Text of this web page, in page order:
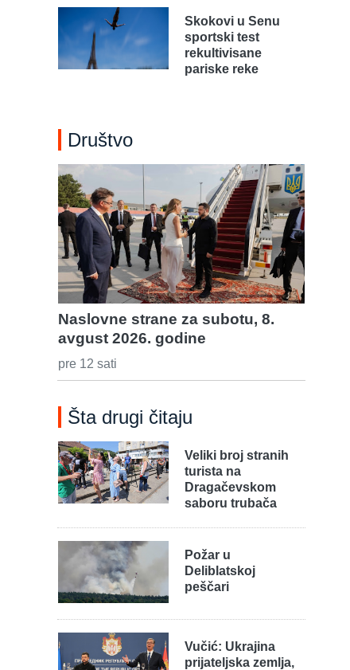
Skokovi u Senu
sportski test
rekultivisane
pariske reke
Društvo
Naslovne strane za subotu, 8.
avgust 2026. godine
pre 12 sati
Šta drugi čitaju
Veliki broj stranih
turista na
Dragačevskom
saboru trubača
Požar u
Deliblatskoj
peščari
Vučić: Ukrajina
prijateljska zemlja,